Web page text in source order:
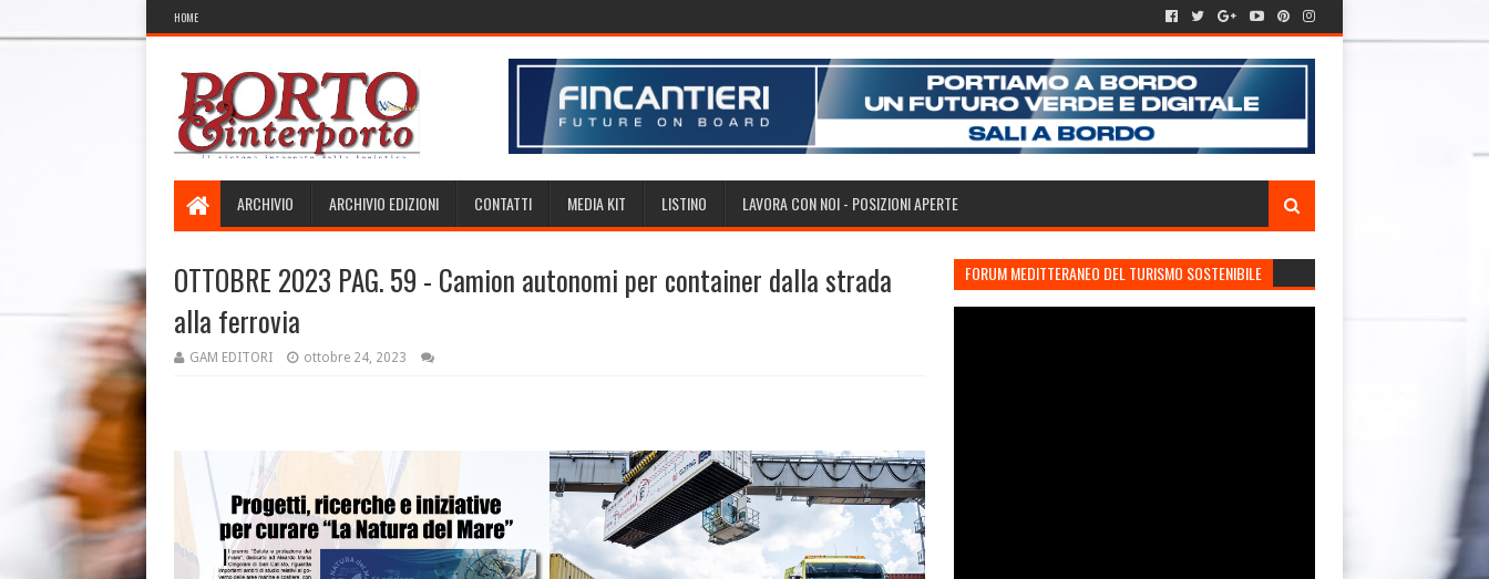
HOME
ARCHIVIO ARCHIVIO EDIZIONI CONTATTI MEDIA KIT LISTINO LAVORA CON NOI - POSIZIONI APERTE
OTTOBRE 2023 PAG. 59 - Camion autonomi per container dalla strada
alla ferrovia
GAM EDITORI ottobre 24, 2023
FORUM MEDITTERANEO DEL TURISMO SOSTENIBILE